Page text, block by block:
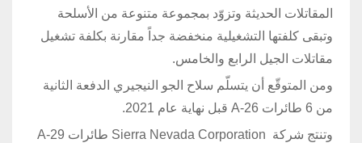
المقاتلات الحديثة وتزوّد بمجموعة متنوعة من الأسلحة
وتبقى كلفتها التشغيلية منخفضة جداً مقارنة بكلفة تشغيل
مقاتلات الجيل الرابع والخامس.
ومن المتوقّع أن يتسلّم سلاح الجو النيجيري الدفعة الثانية
من 6 طائرات A-26 قبل نهاية عام 2021.
وتنتج شركة Sierra Nevada Corporation طائرات A-29